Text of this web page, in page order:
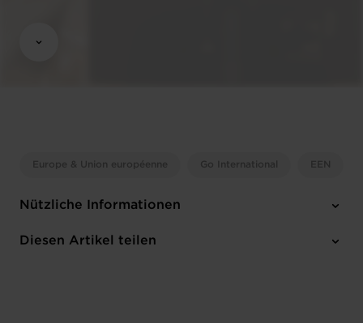
Europe & Union européenne Go International EEN
Nützliche Informationen
Diesen Artikel teilen